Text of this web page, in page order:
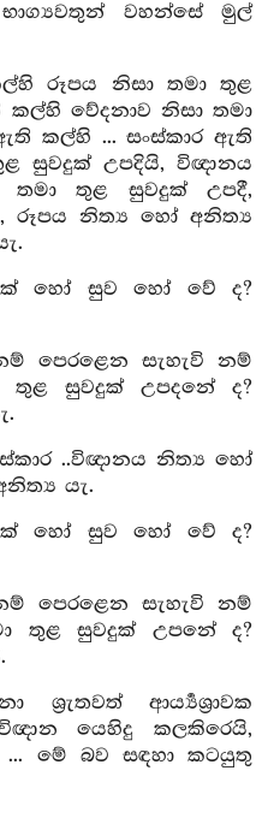
වහන්සේ මුල්
රූපය නිසා තමා තුළ
වේදනාව නිසා තමා
කල්හි ... සංස්කාර ඇති
සුවදුක් උපදියි, විඥානය
තුළ සුවදුක් උපදී,
රූපය නිත්‍ය හෝ අනිත්‍ය
හෝ සුව හෝ වේ ද?
පෙරළෙන සැහැවි නම්
සුවදුක් උපදනේ ද?
..විඥානය නිත්‍ය හෝ
යැ.
හෝ සුව හෝ වේ ද?
පෙරළෙන සැහැවි නම්
තුළ සුවදුක් උපනේ ද?
ආර්‍ය්‍යශ්‍රාවක
යෙහිදු කලකිරෙයි,
මේ බව සඳහා කටයුතු